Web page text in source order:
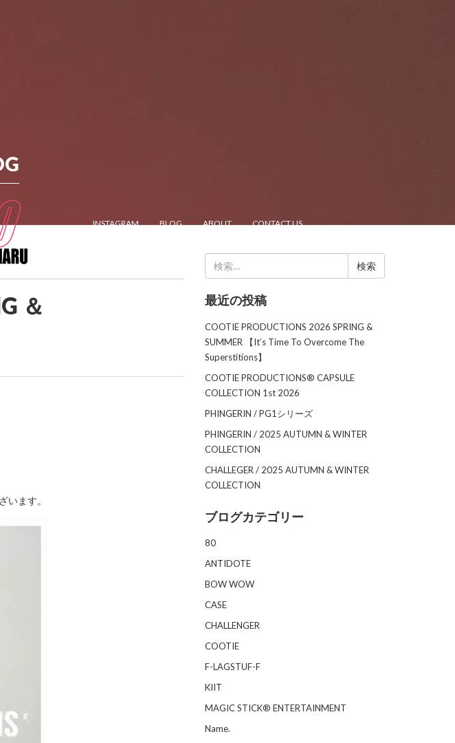
INSTAGRAM BLOG ABOUT CONTACT US
＆
います。
索:
最近の投稿
COOTIE PRODUCTIONS 2026 SPRING &
SUMMER 【It’s Time To Overcome The
Superstitions】
COOTIE PRODUCTIONS®︎ CAPSULE
COLLECTION 1st 2026
PHINGERIN / PG1シリーズ
PHINGERIN / 2025 AUTUMN & WINTER
COLLECTION
CHALLEGER / 2025 AUTUMN & WINTER
COLLECTION
ブログカテゴリー
80
ANTIDOTE
BOW WOW
CASE
CHALLENGER
COOTIE
F-LAGSTUF-F
KIIT
MAGIC STICK® ENTERTAINMENT
Name.